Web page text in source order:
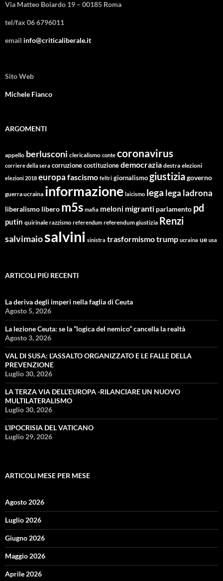
Via Matteo Boiardo 19 – 00185 Roma
tel/fax 06 6796011
email info@criticaliberale.it
Sito Web
Michele Fianco
ARGOMENTI
appello berlusconi clericalismo conte coronavirus
corriere della sera corruzionecostituzionedemocrazia destra elezioni
elezioni 2018 europa fascismo feltri giornalismogiustiziagoverno
guerra ucraina informazione laicismo lega lega ladrona
liberalismo libero m5s mafia meloni migranti parlamento pd
putin quirinale razzismo referendum referendum giustizia Renzi
salvimaiosalvini sinistra trasformismotrump ucraina ue usa
ARTICOLI PIÙ RECENTI
La deriva degli imperi nella faglia di Ceuta
Agosto 5, 2026
La lezione Ceuta: se la “logica del nemico” cancella la realtà
Agosto 3, 2026
VAL DI SUSA: L’ASSALTO ORGANIZZATO E LE FALLE DELLA
PREVENZIONE
Luglio 30, 2026
LA TERZA VIA DELL’EUROPA -RILANCIARE UN NUOVO
MULTILATERALISMO
Luglio 30, 2026
L’IPOCRISIA DEL VATICANO
Luglio 29, 2026
ARTICOLI MESE PER MESE
Agosto 2026
Luglio 2026
Giugno 2026
Maggio 2026
Aprile 2026